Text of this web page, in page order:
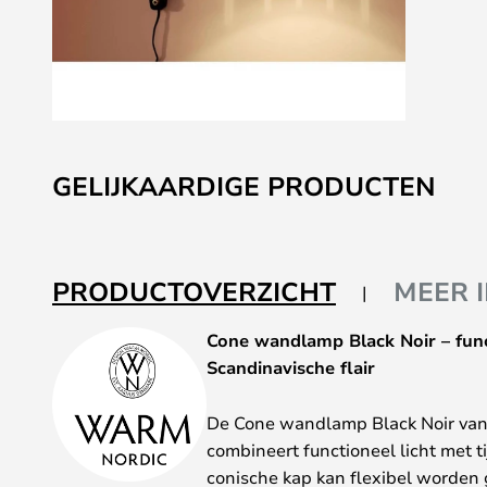
naar
het
de
afbeeldingen-
GELIJKAARDIGE PRODUCTEN
PRODUCTOVERZICHT MEER
Cone wandlamp Black Noir –
Scandinavische flair
De Cone wandlamp Black Noir
combineert functioneel licht met
conische kap kan flexibel